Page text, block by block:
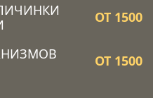
ОТ 1500
ОТ 1500